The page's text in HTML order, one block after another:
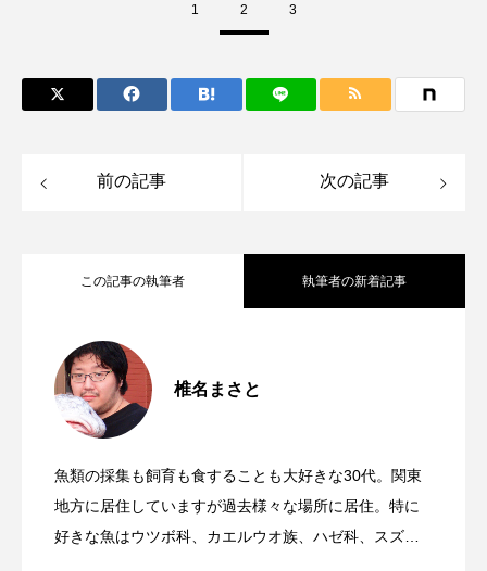
ミナミヌマエビ
ミナミハタンポ ミナミメダカ
メカジキ メギス
モノノケトンガリサカタザメ
モンツキハギ ヤコウガイ
ヤマトヌマエビ ヤマメ ヤミヨキセワタ
1 2 3
前の記事 次の記事
この記事の執筆者 執筆者の新着記事
椎名まさと
魚類の採集も飼育も食することも大好きな30代。関東
地方に居住していますが過去様々な場所に居住。特に
好きな魚はウツボ科、カエルウオ族、ハゼ科、スズメ
2026.08.05
2026.07.23
バンダイシモチ＞ 釣り＆採集で気づく
2026.07.05 南の島で釣れたテンジクダイ科の魚＜シ